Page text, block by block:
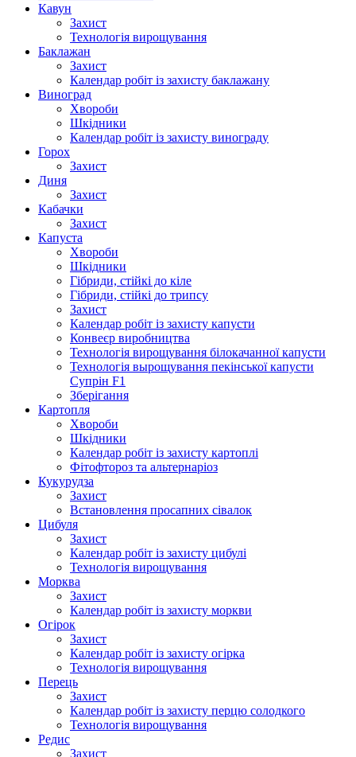
Кавун
Захист
Технологія вирощування
Баклажан
Захист
Календар робіт із захисту баклажану
Виноград
Хвороби
Шкідники
Календар робіт із захисту винограду
Горох
Захист
Диня
Захист
Кабачки
Захист
Капуста
Хвороби
Шкідники
Гібриди, стійкі до кіле
Гібриди, стійкі до трипсу
Захист
Календар робіт із захисту капусти
Конвеєр виробництва
Технологія вирощування білокачанної капусти
Технологія вырощування пекінської капусти
Супрін F1
Зберігання
Картопля
Хвороби
Шкідники
Календар робіт із захисту картоплі
Фітофтороз та альтернаріоз
Кукурудза
Захист
Встановлення просапних сівалок
Цибуля
Захист
Календар робіт із захисту цибулі
Технологія вирощування
Морква
Захист
Календар робіт із захисту моркви
Огірок
Захист
Календар робіт із захисту огірка
Технологія вирощування
Перець
Захист
Календар робіт із захисту перцю солодкого
Технологія вирощування
Редис
Захист